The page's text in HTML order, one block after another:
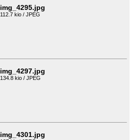
img_4295.jpg
112.7 kio / JPEG
img_4297.jpg
134.8 kio / JPEG
img_4301.jpg